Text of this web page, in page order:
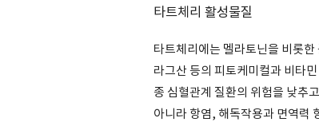
타트체리 활성물질
타트체리에는 멜라토닌을 비롯
라그산 등의 피토케미컬과 비타
종 심혈관계 질환의 위험을 낮추
아니라 항염, 해독작용과 면역력